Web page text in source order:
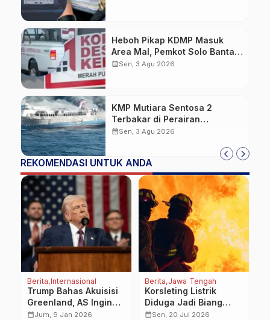
Heboh Pikap KDMP Masuk
Area Mal, Pemkot Solo Bantah
Kepemilikan Kendaraan
calendar_monthSen, 3 Agu 2026
KMP Mutiara Sentosa 2
Terbakar di Perairan
Sumenep: Penumpang Lompat
calendar_monthSen, 3 Agu 2026
REKOMENDASI UNTUK ANDA
Berita Internasional
Trump Bahas Akuisisi
Greenland, AS Ingin
Blokir Pengaruh China
calendar_monthJum, 9 Jan 2026
Berita Jawa Tengah
Korsleting Listrik
Diduga Jadi Biang
Kerok Kebakaran
calendar_monthSen, 20 Jul 2026